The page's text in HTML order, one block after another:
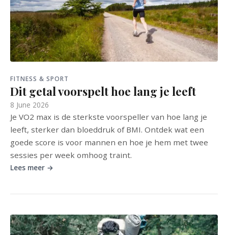
FITNESS & SPORT
Dit getal voorspelt hoe lang je leeft
8 June 2026
Je VO2 max is de sterkste voorspeller van hoe lang je
leeft, sterker dan bloeddruk of BMI. Ontdek wat een
goede score is voor mannen en hoe je hem met twee
sessies per week omhoog traint.
Lees meer →